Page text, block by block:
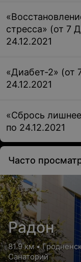
стресса» (от 7
24.12.2021
«Диабет-2» (от
24.12.2021
«Сбрось
по 24.12.2021
Часто
Радон
81.9 км •
Санаторий